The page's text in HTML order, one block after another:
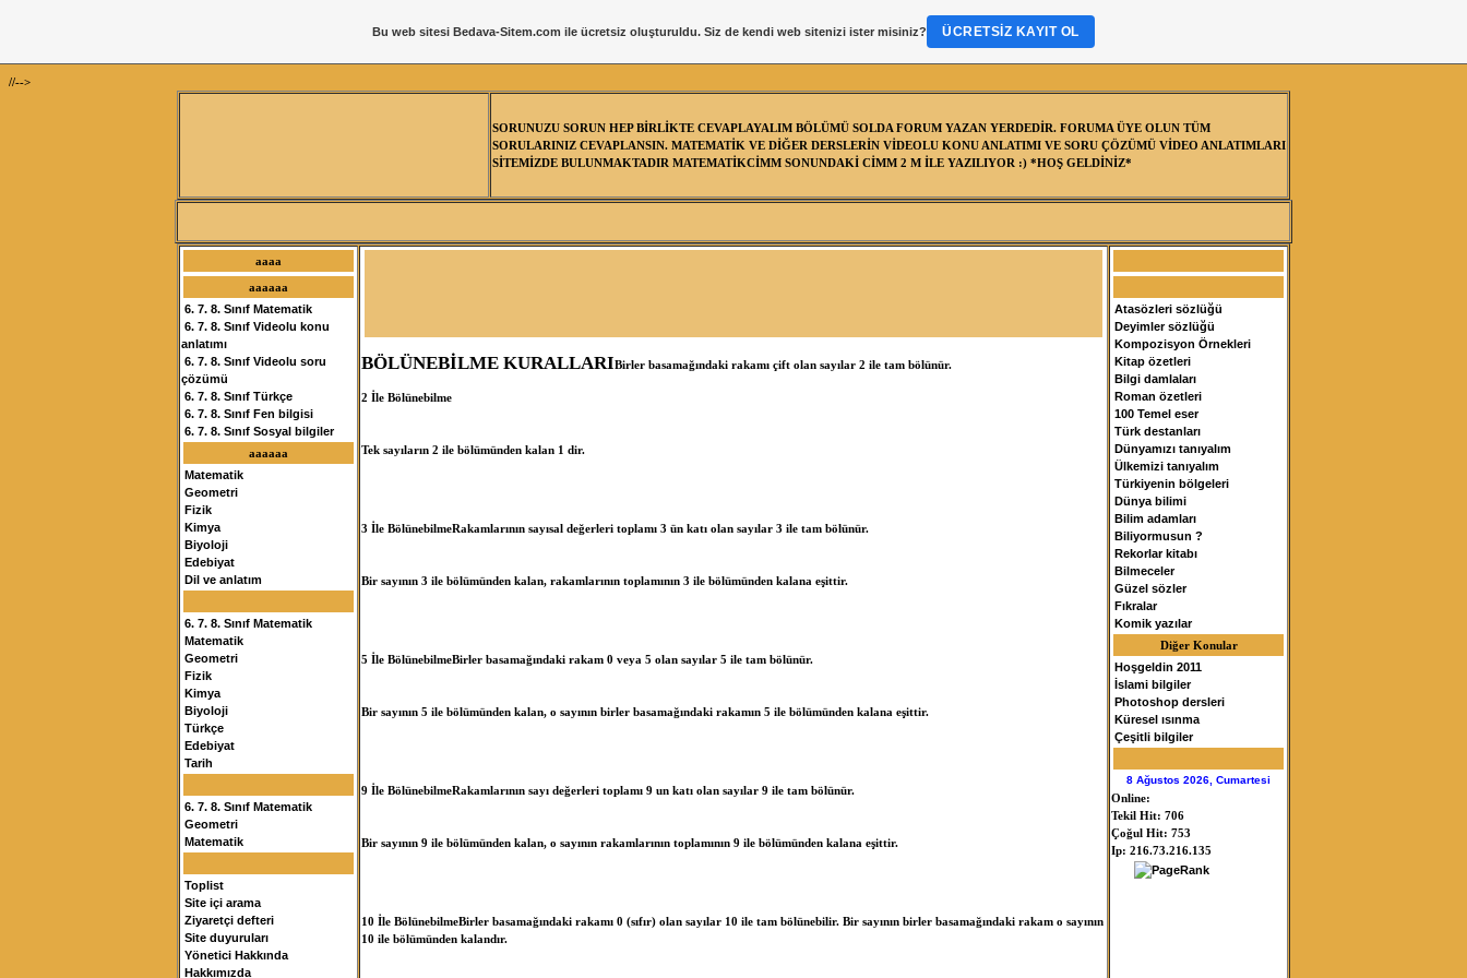
//-->
SORUNUZU SORUN HEP BİRLİKTE CEVAPLAYALIM BÖLÜMÜ SOLDA FORUM YAZAN YERDEDİR. FORUMA ÜYE OLUN TÜM
SORULARINIZ CEVAPLANSIN. MATEMATİK VE DİĞER DERSLERİN VİDEOLU KONU ANLATIMI VE SORU ÇÖZÜMÜ VİDEO ANLATIMLARI
SİTEMİZDE BULUNMAKTADIR MATEMATİKCİMM SONUNDAKİ CİMM 2 M İLE YAZILIYOR :) *HOŞ GELDİNİZ*
aaaa
aaaaaa
6. 7. 8. Sınıf Matematik
6. 7. 8. Sınıf Videolu konu
anlatımı
6. 7. 8. Sınıf Videolu soru
çözümü
6. 7. 8. Sınıf Türkçe
6. 7. 8. Sınıf Fen bilgisi
6. 7. 8. Sınıf Sosyal bilgiler
aaaaaa
Matematik
Geometri
Fizik
Kimya
Biyoloji
Edebiyat
Dil ve anlatım
6. 7. 8. Sınıf Matematik
Matematik
Geometri
Fizik
Kimya
Biyoloji
Türkçe
Edebiyat
Tarih
6. 7. 8. Sınıf Matematik
Geometri
Matematik
Toplist
Site içi arama
Ziyaretçi defteri
Site duyuruları
Yönetici Hakkında
Hakkımızda
BÖLÜNEBİLME KURALLARIBirler basamağındaki rakamı çift olan sayılar 2 ile tam bölünür.
2 İle Bölünebilme
Tek sayıların 2 ile bölümünden kalan 1 dir.
3 İle BölünebilmeRakamlarının sayısal değerleri toplamı 3 ün katı olan sayılar 3 ile tam bölünür.
Bir sayının 3 ile bölümünden kalan, rakamlarının toplamının 3 ile bölümünden kalana eşittir.
5 İle BölünebilmeBirler basamağındaki rakam 0 veya 5 olan sayılar 5 ile tam bölünür.
Bir sayının 5 ile bölümünden kalan, o sayının birler basamağındaki rakamın 5 ile bölümünden kalana eşittir.
9 İle BölünebilmeRakamlarının sayı değerleri toplamı 9 un katı olan sayılar 9 ile tam bölünür.
Bir sayının 9 ile bölümünden kalan, o sayının rakamlarının toplamının 9 ile bölümünden kalana eşittir.
10 İle BölünebilmeBirler basamağındaki rakamı 0 (sıfır) olan sayılar 10 ile tam bölünebilir. Bir sayının birler basamağındaki rakam o sayının
10 ile bölümünden kalandır.
Atasözleri sözlüğü
Deyimler sözlüğü
Kompozisyon Örnekleri
Kitap özetleri
Bilgi damlaları
Roman özetleri
100 Temel eser
Türk destanları
Dünyamızı tanıyalım
Ülkemizi tanıyalım
Türkiyenin bölgeleri
Dünya bilimi
Bilim adamları
Biliyormusun ?
Rekorlar kitabı
Bilmeceler
Güzel sözler
Fıkralar
Komik yazılar
Diğer Konular
Hoşgeldin 2011
İslami bilgiler
Photoshop dersleri
Küresel ısınma
Çeşitli bilgiler
8 Ağustos 2026, Cumartesi
Online:
Tekil Hit: 706
Çoğul Hit: 753
Ip: 216.73.216.135
Bu web sitesiBedava-Sitem.com ile ücretsiz oluşturuldu. Siz de kendi web sitenizi ister misiniz? ÜCRETSIZ KAYIT OL